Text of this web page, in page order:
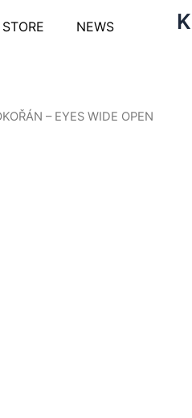
STORE NEWS
– EYES WIDE OPEN